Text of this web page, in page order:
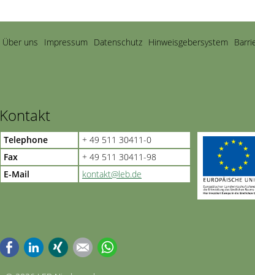
Navigation
überspringen
Über uns Impressum Datenschutz Hinweisgebersystem
Kontakt
Telephone
+ 49 511 30411-0
Fax
+ 49 511 30411-98
E-Mail
kontakt@leb.de
FacebookLinkedInXing E-mail